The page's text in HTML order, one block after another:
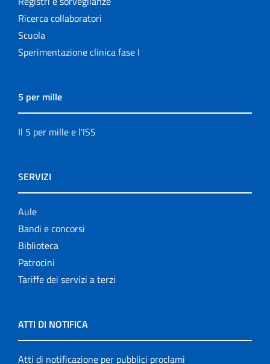
Ricerca collaboratori
Scuola
Sperimentazione clinica fase I
5 per mille
Il 5 per mille e l'ISS
SERVIZI
Aule
Bandi e concorsi
Biblioteca
Patrocini
Tariffe dei servizi a terzi
ATTI DI NOTIFICA
Atti di notificazione per pubblici proclami